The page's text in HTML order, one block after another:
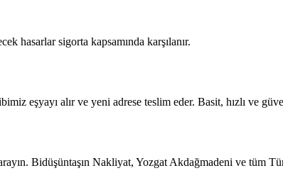
hasarlar sigorta kapsamında karşılanır.
eşyayı alır ve yeni adrese teslim eder. Basit, hızlı ve
Bidüşüntaşın Nakliyat, Yozgat Akdağmadeni ve tüm